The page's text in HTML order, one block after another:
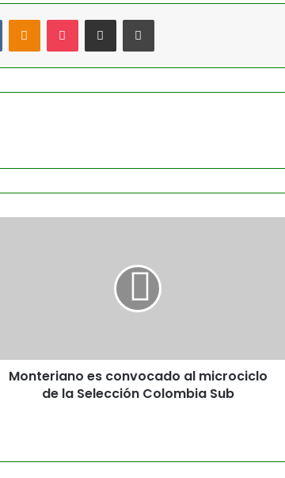
VKontakteOdnoklassniki
Pocket Compartir por correo electrónicoImprimir
Monteriano es convocado al microciclo
de la Selección Colombia Sub